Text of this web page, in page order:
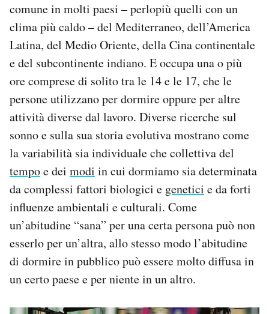
comune in molti paesi – perlopiù quelli con un
clima più caldo – del Mediterraneo, dell’America
Latina, del Medio Oriente, della Cina continentale
e del subcontinente indiano. E occupa una o più
ore comprese di solito tra le 14 e le 17, che le
persone utilizzano per dormire oppure per altre
attività diverse dal lavoro. Diverse ricerche sul
sonno e sulla sua storia evolutiva mostrano come
la variabilità sia individuale che collettiva del
tempoe dei modi in cui dormiamo sia determinata
da complessi fattori biologici e genetici e da forti
influenze ambientali e culturali. Come
un’abitudine “sana” per una certa persona può non
esserlo per un’altra, allo stesso modo l’abitudine
di dormire in pubblico può essere molto diffusa in
un certo paese e per niente in un altro.